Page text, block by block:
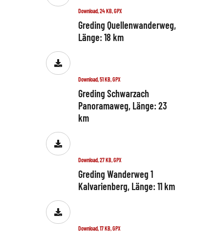
Download, 24 KB, GPX
Greding Quellenwanderweg,
Länge: 18 km
Download, 51 KB, GPX
Greding Schwarzach
Panoramaweg, Länge: 23
km
Download, 27 KB, GPX
Greding Wanderweg 1
Kalvarienberg, Länge: 11 km
Download, 17 KB, GPX